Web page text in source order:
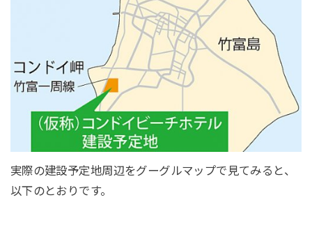
実際の建設予定地周辺をグーグルマップで見てみると、
以下のとおりです。